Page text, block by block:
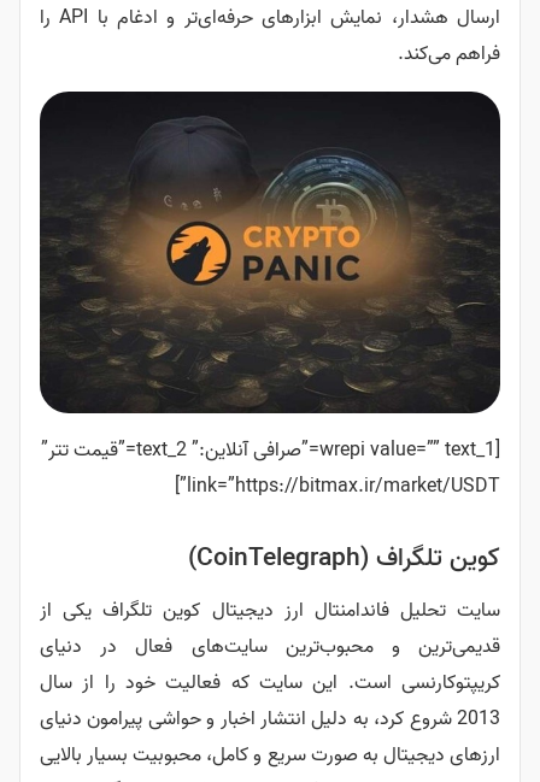
ارسال هشدار، نمایش ابزارهای حرفه‌ای‌تر و ادغام با API را
[wrepi value=”” text_1=”صرافی آنلاین:” text_2=”قیمت تتر”
link=”https://bitmax.ir/
ارز دیجیتال کوین تلگراف یکی از
محبوب‌ترین سایت‌های فعال در دنیای
است. این سایت که فعالیت خود را از سال
به دلیل انتشار اخبار و حواشی پیرامون دنیای
به صورت سریع و کامل، محبوبیت بسیار بالایی